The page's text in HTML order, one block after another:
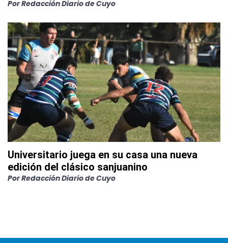
PorRedacción Diario de Cuyo
Universitario juega en su casa una nueva
edición del clásico sanjuanino
PorRedacción Diario de Cuyo